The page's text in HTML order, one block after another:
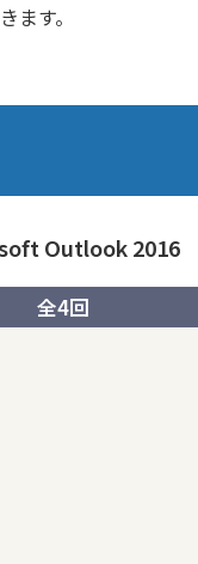
ます。
Outlook 2016
全4回